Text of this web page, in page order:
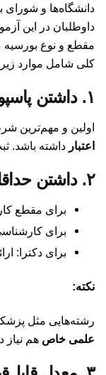
دانشگاه‌ها و
داوطلبان در این
مقطع و نوع
کلی شامل موارد
۱. داشتن پاسپورت معتبر
اولین و مهم‌ترین
اعتبار داشته باشد.
۲. داشتن حداقل مدرک تحصیلی مرتبط
برای مقطع
برای
برای دکترا:
نکته:
رشته‌هایی مثل
علمی خاص هم